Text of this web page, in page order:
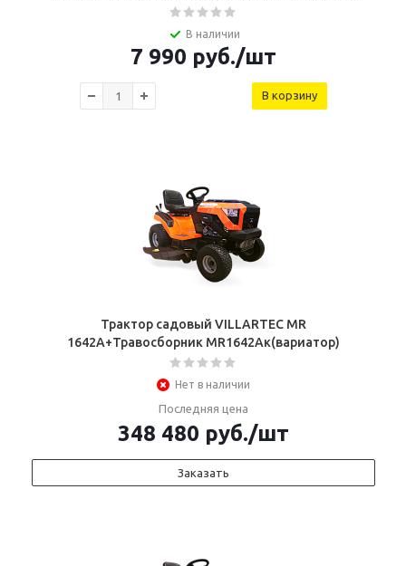
В наличии
7 990 руб./шт
В корзину
Трактор садовый VILLARTEC MR
1642A+Травосборник MR1642Aк(вариатор)
Нет в наличии
Последняя цена
348 480 руб./шт
Заказать